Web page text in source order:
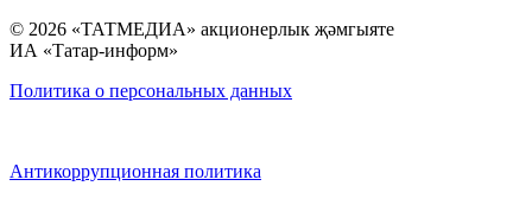
© 2026 «ТАТМЕДИА» акционерлык җәмгыяте
ИА «Татар-информ»
Политика о персональных данных
Антикоррупционная политика